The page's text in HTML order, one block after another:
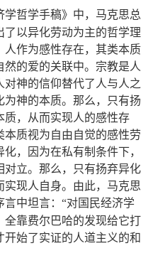
学哲学手稿》中， 马克思总
以异化劳动为主的哲学理
人作为感性存在， 其类本质
的爱的关联中。 宗教是人
对神的信仰替代了人与人之
为神的本质。 那么， 只有扬
质， 从而实现人的感性存
本质视为自由自觉的感性劳
化， 因为在私有制条件下，
对立。 那么， 只有扬弃异化
实现人自身。 由此， 马克思
言中坦言： “对国民经济学
全靠费尔巴哈的发现给它打
开始了实证的人道主义的和